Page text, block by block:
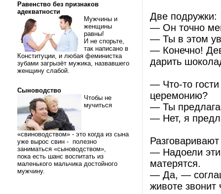
Равенство без признаков
адекватности
Мужчины и
женщины
равны!
И не спорьте,
так написано в
Конституции, и любая феминистка
зубами загрызёт мужика, назвавшего
женщину слабой.
Сыноводство
Чтобы не
мучиться
«свиноводством» - это когда из сына
уже вырос свин - полезно
заниматься «сыноводством»,
пока есть шанс воспитать из
маленького мальчика достойного
мужчину.
Две подружки:
— Он точно
— Ты в этом
— Конечно!
дарить
— Что-то
церемонию?
— Ты
— Нет, я
— Hадоели эти
матерятся.
— Да, —
животе звонит